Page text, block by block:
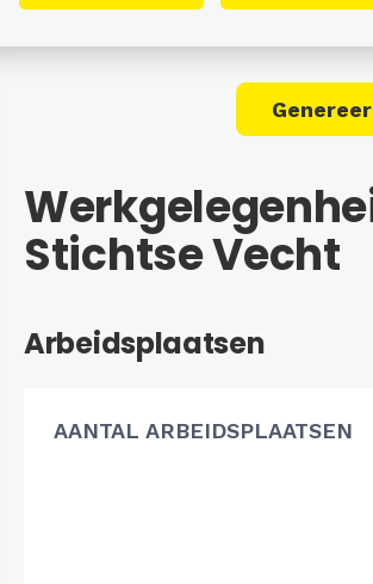
Stichtse Vecht
Arbeidsplaatsen
AANTAL ARBEIDSPLAATSEN